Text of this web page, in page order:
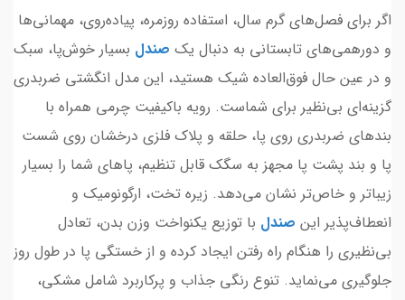
اگر برای فصل‌های گرم سال، استفاده روزمره، پیاده‌روی، مهمانی‌ها
و دورهمی‌های تابستانی به دنبال یک صندل بسیار خوش‌پا، سبک
و در عین حال فوق‌العاده شیک هستید، این مدل انگشتی ضربدری
گزینه‌ای بی‌نظیر برای شماست. رویه باکیفیت چرمی همراه با
بندهای ضربدری روی پا، حلقه و پلاک فلزی درخشان روی شست
پا و بند پشت پا مجهز به سگک قابل تنظیم، پاهای شما را بسیار
زیباتر و خاص‌تر نشان می‌دهد. زیره تخت، ارگونومیک و
انعطاف‌پذیر این صندل با توزیع یکنواخت وزن بدن، تعادل
بی‌نظیری را هنگام راه رفتن ایجاد کرده و از خستگی پا در طول روز
جلوگیری می‌نماید. تنوع رنگی جذاب و پرکاربرد شامل مشکی،